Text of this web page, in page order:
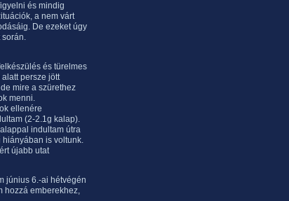
és mindig
a nem várt
De ezeket úgy
során.
és türelmes
persze jött
mire a szürethez
menni.
ellenére
(2-2.1g kalap).
indultam útra
hiányában is voltunk.
újabb utat
június 6.-ai hétvégén
hozzá emberekhez,